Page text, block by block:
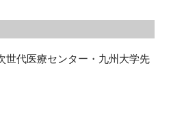
世代医療センター・九州大学先